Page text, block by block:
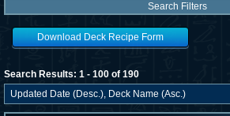
Search Filters
Download Deck Recipe Form
Search Results: 1 - 100 of 190